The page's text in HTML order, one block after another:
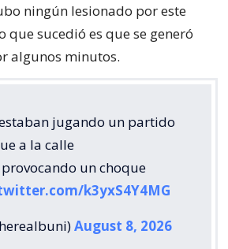
ningún lesionado por este
que sucedió es que se generó
algunos minutos.
jugando un partido
a la calle
un choque
k3yxS4Y4MG
August 8, 2026